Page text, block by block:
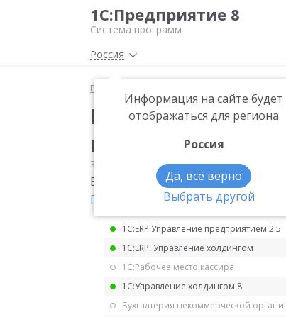
1С:Предприятие 8
Система программ
Россия
Информация на сайте будет
отображаться для региона
Россия
Да, все верно
Выбрать другой
Главная
Единая
исчисления
30.11.2022 Страховые взносы
Единая предельная величина
Постановление Правительства
1С:ERP Управление предприятием 2.5
1С:ERP. Управление холдингом
1С:Рабочее место кассира
1С:Управление холдингом 8
Бухгалтерия некоммерческой